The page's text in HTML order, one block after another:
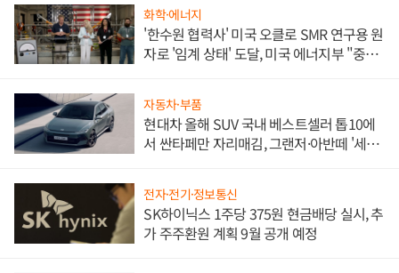
화학·에너지
'한수원 협력사' 미국 오클로 SMR 연구용 원
자로 '임계 상태' 도달, 미국 에너지부 "중요
자동차·부품
현대차 올해 SUV 국내 베스트셀러 톱10에
서 싼타페만 자리매김, 그랜저·아반떼 '세단
전자·전기·정보통신
SK하이닉스 1주당 375원 현금배당 실시, 추
가 주주환원 계획 9월 공개 예정